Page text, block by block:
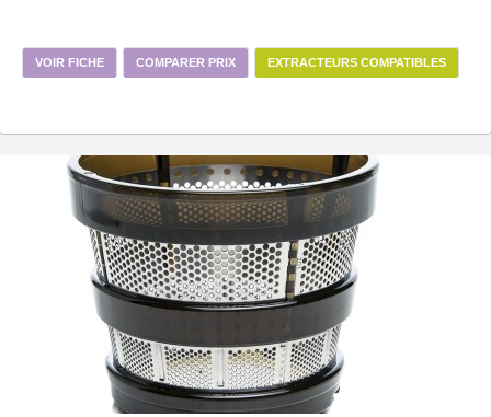
VOIR FICHE COMPARER PRIX EXTRACTEURS COMPATIBLES